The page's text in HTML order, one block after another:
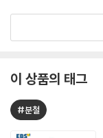
이 상품의 태그
#분철